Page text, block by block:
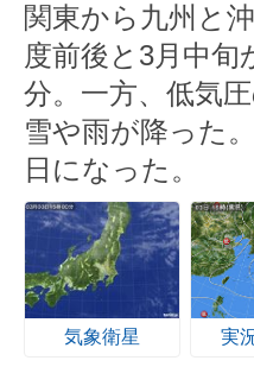
関東から九州と
度前後と3月中
分。一方、低気
雪や雨が降った
日になった。
気象衛星 実